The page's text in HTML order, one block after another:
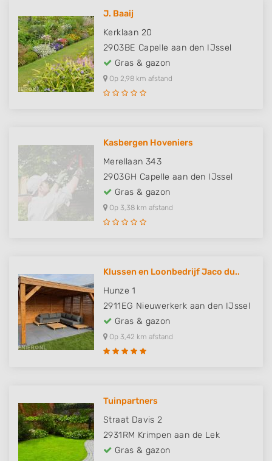
J. Baaij
Kerklaan 20
2903BE Capelle aan den IJssel
Gras & gazon
Op 2,98 km afstand
Kasbergen Hoveniers
Merellaan 343
2903GH Capelle aan den IJssel
Gras & gazon
Op 3,38 km afstand
Klussen en Loonbedrijf Jaco du..
Hunze 1
2911EG Nieuwerkerk aan den IJssel
Gras & gazon
Op 3,42 km afstand
Tuinpartners
Straat Davis 2
2931RM Krimpen aan de Lek
Gras & gazon